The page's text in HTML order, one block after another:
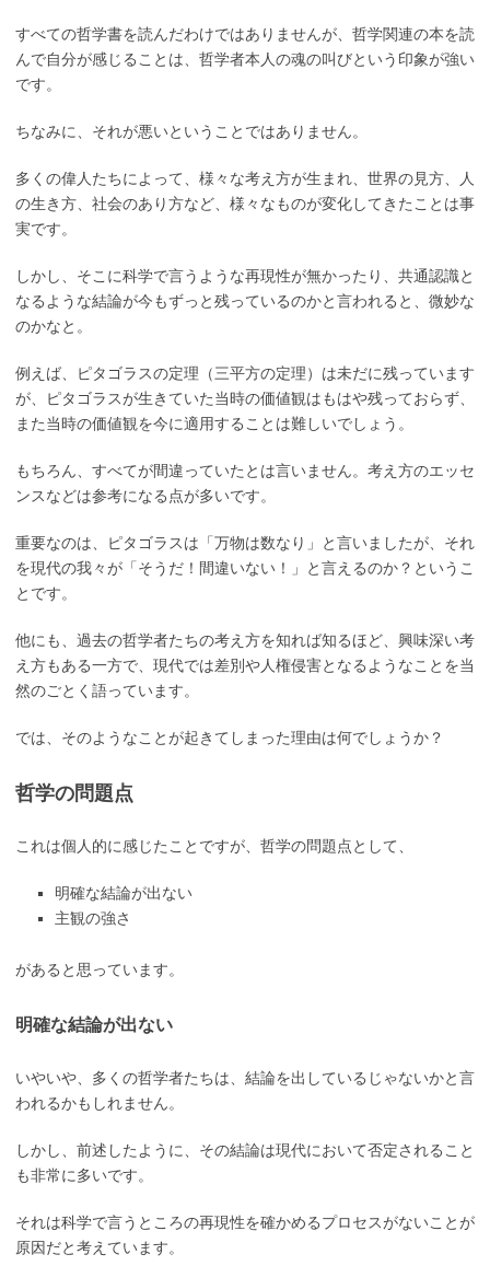
すべての哲学書を読んだわけではありませんが、哲学関連の本を読
んで自分が感じることは、哲学者本人の魂の叫びという印象が強い
です。
ちなみに、それが悪いということではありません。
多くの偉人たちによって、様々な考え方が生まれ、世界の見方、人
の生き方、社会のあり方など、様々なものが変化してきたことは事
実です。
しかし、そこに科学で言うような再現性が無かったり、共通認識と
なるような結論が今もずっと残っているのかと言われると、微妙な
のかなと。
例えば、ピタゴラスの定理（三平方の定理）は未だに残っています
が、ピタゴラスが生きていた当時の価値観はもはや残っておらず、
また当時の価値観を今に適用することは難しいでしょう。
もちろん、すべてが間違っていたとは言いません。考え方のエッセ
ンスなどは参考になる点が多いです。
重要なのは、ピタゴラスは「万物は数なり」と言いましたが、それ
を現代の我々が「そうだ！間違いない！」と言えるのか？というこ
とです。
他にも、過去の哲学者たちの考え方を知れば知るほど、興味深い考
え方もある一方で、現代では差別や人権侵害となるようなことを当
然のごとく語っています。
では、そのようなことが起きてしまった理由は何でしょうか？
哲学の問題点
これは個人的に感じたことですが、哲学の問題点として、
明確な結論が出ない
主観の強さ
があると思っています。
明確な結論が出ない
いやいや、多くの哲学者たちは、結論を出しているじゃないかと言
われるかもしれません。
しかし、前述したように、その結論は現代において否定されること
も非常に多いです。
それは科学で言うところの再現性を確かめるプロセスがないことが
原因だと考えています。